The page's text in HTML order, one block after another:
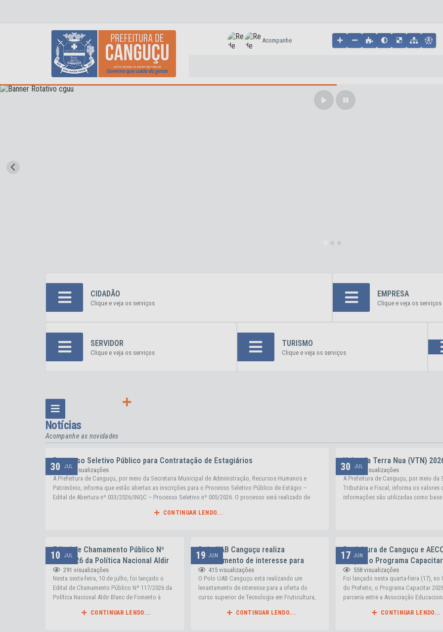
Acompanhe
CIDADÃO
Clique e veja os serviços
EMPRESA
Clique e veja os serviços
SERVIDOR
Clique e veja os serviços
TURISMO
Clique e veja os serviços
Notícias
Acompanhe as novidades
Processo Seletivo Público para Contratação de Estagiários
30 JUL
216
visualizações
A Prefeitura de Canguçu, por meio da Secretaria Municipal de Administração, Recursos Humanos e
Patrimônio, informa que estão abertas as inscrições para o Processo Seletivo Público de Estágio –
Edital de Abertura nº 033/2026/INQC – Processo Seletivo nº 005/2026. O processo será realizado de
CONTINUAR LENDO...
Valor da Terra Nua (VTN)
30 JUL
139
visualizações
A Prefeitura de Canguçu, por meio da
Tributária e Fiscal, informa os valores
informações são utilizadas como
Edital de Chamamento Público Nº
117/2026 da Política Nacional Aldir
Blanc de Fomento à Cultura (PNAB -
Ciclo 2)
10 JUL
291 visualizações
Nesta sexta-feira, 10 de julho, foi lançado o
Edital de Chamamento Público Nº 117/2026 da
Política Nacional Aldir Blanc de Fomento à
projeto cultural e quer tirar a sua ideia do
CONTINUAR LENDO...
Polo UAB Canguçu realiza
levantamento de interesse para
curso superior em Fruticultura
19 JUN
415 visualizações
O Polo UAB Canguçu está realizando um
levantamento de interesse para a oferta do
curso superior de Tecnologia em Fruticultura,
Pelotas (UFPel), na modalidade de Educação a
CONTINUAR LENDO...
Prefeitura de Canguçu e
lançam o Programa
17 JUN
558 visualizações
Foi lançado nesta quarta-feira (17), no
do Prefeito, o Programa Capacitar
parceria entre a Associação
Municipal de Canguçu. O programa
CONTINUAR LENDO...